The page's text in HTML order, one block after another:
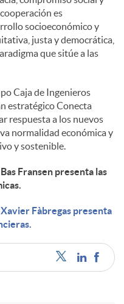
es
socioeconómico y
justa y democrática,
que sitúe a las
Caja de Ingenieros
estratégico Conecta
respuesta a los nuevos
normalidad económica y
y sostenible.
Fransen presenta las
Fàbregas presenta